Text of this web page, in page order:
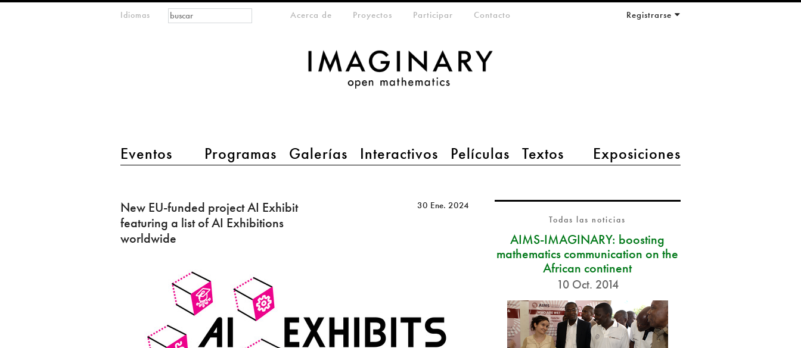
Idiomas
main menu 2
Eventos Programas Galerías Interactivos Películas Textos Exposiciones
meta-menuAcerca de Proyectos Participar Contacto Registrarse
Formulario de
búsqueda
Buscar
EU-
funded
project
featuring
New EU-funded project AI Exhibit
featuring a list of AI Exhibitions
worldwide
30 Ene. 2024
Todas las noticias
AIMS-IMAGINARY: boosting
mathematics communication on the
African continent
10 Oct. 2014